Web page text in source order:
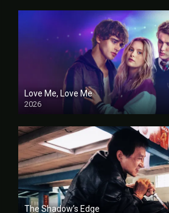
Love Me, Love Me
2026
FULL HD
The Shadow’s Edge